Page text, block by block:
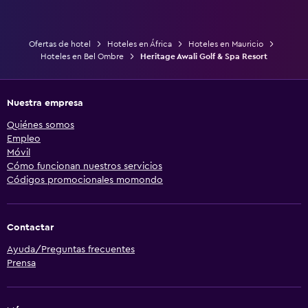
Ofertas de hotel Hoteles en África
Hoteles en Mauricio
Hoteles en Bel Ombre
Heritage Awali Golf & Spa Resort
Nuestra empresa
Quiénes somos
Empleo
Móvil
Cómo funcionan nuestros servicios
Códigos promocionales momondo
Contactar
Ayuda/Preguntas frecuentes
Prensa